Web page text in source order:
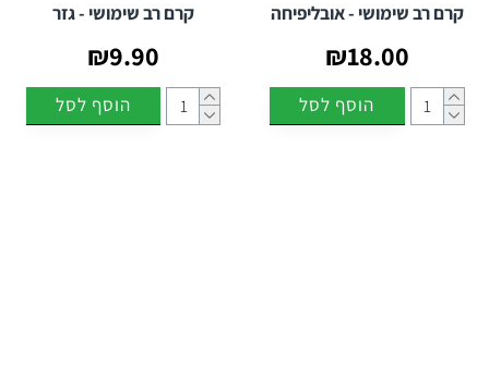
קרם רב שימושי - אובליפיחה
₪18.00
הוסף לסל
קרם רב שימושי - גזר
₪9.90
הוסף לסל